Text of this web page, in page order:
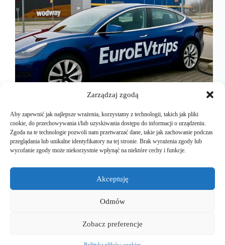
Zarządzaj zgodą
Aby zapewnić jak najlepsze wrażenia, korzystamy z technologii, takich jak pliki
cookie, do przechowywania i/lub uzyskiwania dostępu do informacji o urządzeniu.
Zgoda na te technologie pozwoli nam przetwarzać dane, takie jak zachowanie podczas
przeglądania lub unikalne identyfikatory na tej stronie. Brak wyrażenia zgody lub
wycofanie zgody może niekorzystnie wpłynąć na niektóre cechy i funkcje.
Akceptuję
Odmów
Zobacz preferencje
Happy hours na prądzie – jak dynamiczne ceny
się stanie… a może już się dzieje? Kiedy mówimy o
elektromobilności, zazwyczaj rozmawiamy o
bateriach, zasięgach i infrastrukturze. Rzadziej o
2025-09-03